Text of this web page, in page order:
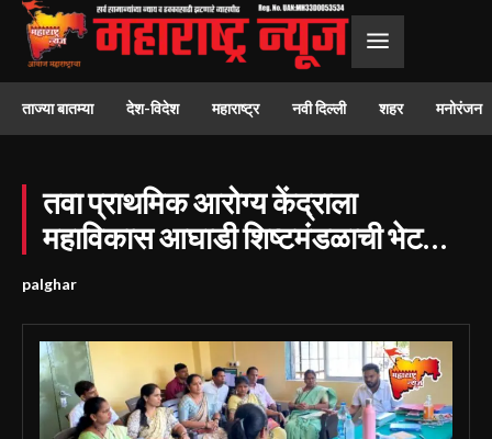
ताज्या बातम्या देश-विदेश महाराष्ट्र नवी दिल्ली शहर मनोरंजन
तवा प्राथमिक आरोग्य केंद्राला
महाविकास आघाडी शिष्टमंडळाची भेट…
palghar